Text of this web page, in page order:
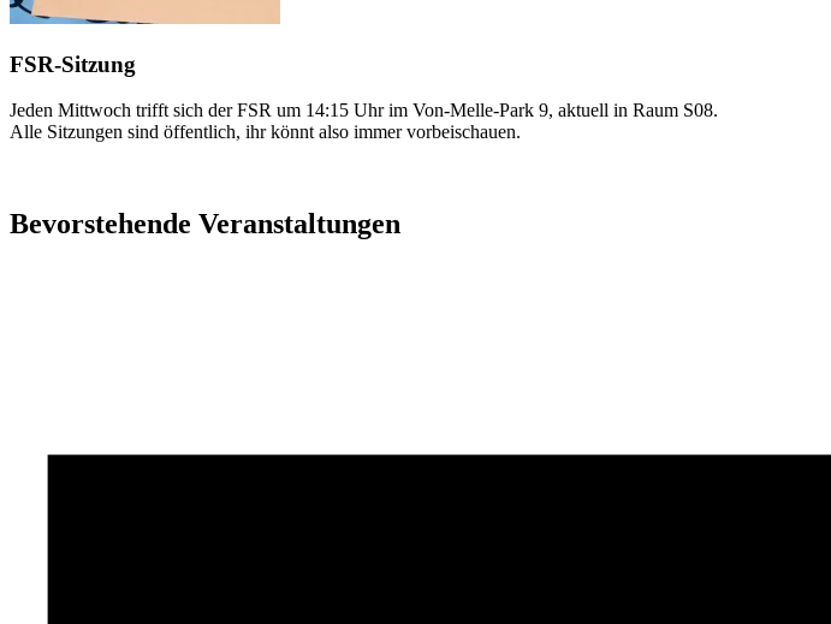
FSR-Sitzung
Jeden Mittwoch trifft sich der FSR um 14:15 Uhr im Von-Melle-Park 9, aktuell in Raum S08.
Alle Sitzungen sind öffentlich, ihr könnt also immer vorbeischauen.
Bevorstehende Veranstaltungen